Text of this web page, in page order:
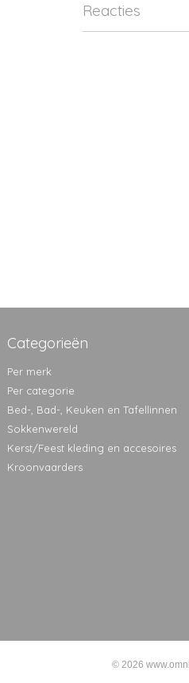
Reacties
Categorieën
Per merk
Per categorie
Bed-, Bad-, Keuken en Tafellinnen
Sokkenwereld
Kerst/Feest kleding en accesoires
Kroonvaarders
© 2026